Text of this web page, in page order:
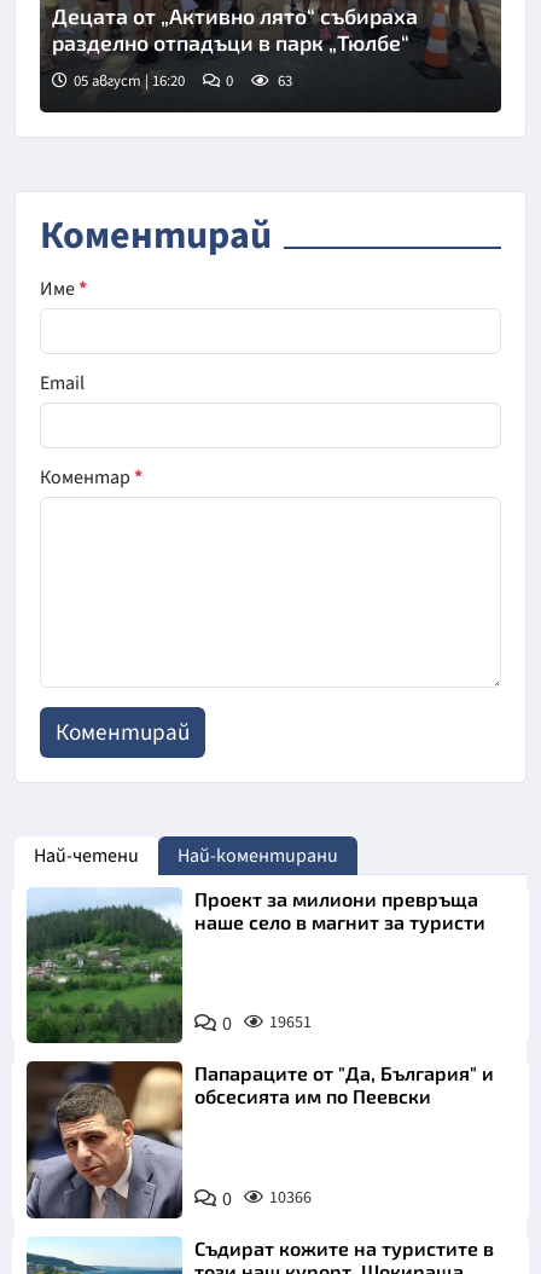
Децата от „Активно лято“ събираха
разделно отпадъци в парк „Тюлбе“
05 август | 16:20 0 63
Коментирай
Име*
Email
Коментар*
Най-четени Най-коментирани
Проект за милиони превръща
наше село в магнит за туристи
0 19651
Папараците от "Да, България" и
обсесията им по Пеевски
0 10366
Съдират кожите на туристите в